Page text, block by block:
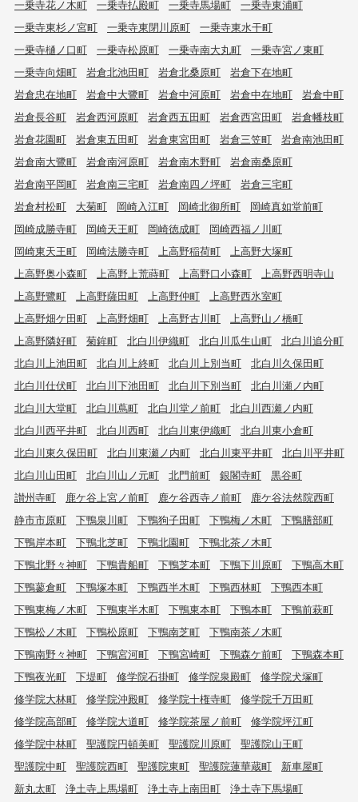
一乗寺花ノ木町 一乗寺払殿町 一乗寺馬場町
一乗寺東浦町
一乗寺東杉ノ宮町
一乗寺東閉川原町
一乗寺東水干町
一乗寺樋ノ口町
一乗寺松原町 一乗寺南大丸町
一乗寺宮ノ東町
一乗寺向畑町
岩倉北池田町 岩倉北桑原町
岩倉下在地町
岩倉忠在地町
岩倉中大鷺町 岩倉中河原町 岩倉中在地町
岩倉中町
岩倉長谷町
岩倉西河原町 岩倉西五田町 岩倉西宮田町
岩倉幡枝町
岩倉花園町
岩倉東五田町 岩倉東宮田町 岩倉三笠町
岩倉南池田町
岩倉南大鷺町
岩倉南河原町 岩倉南木野町
岩倉南桑原町
岩倉南平岡町
岩倉南三宅町 岩倉南四ノ坪町
岩倉三宅町
岩倉村松町
大菊町 岡崎入江町 岡崎北御所町
岡崎真如堂前町
岡崎成勝寺町
岡崎天王町 岡崎徳成町
岡崎西福ノ川町
岡崎東天王町
岡崎法勝寺町 上高野稲荷町
上高野大塚町
上高野奥小森町
上高野上荒蒔町 上高野口小森町
上高野西明寺山
上高野鷺町
上高野薩田町 上高野仲町
上高野西氷室町
上高野畑ケ田町
上高野畑町 上高野古川町
上高野山ノ橋町
上高野隣好町
菊鉾町 北白川伊織町 北白川瓜生山町
北白川追分町
北白川上池田町
北白川上終町 北白川上別当町
北白川久保田町
北白川仕伏町
北白川下池田町 北白川下別当町
北白川瀬ノ内町
北白川大堂町
北白川蔦町 北白川堂ノ前町
北白川西瀬ノ内町
北白川西平井町
北白川西町 北白川東伊織町
北白川東小倉町
北白川東久保田町
北白川東瀬ノ内町 北白川東平井町
北白川平井町
北白川山田町
北白川山ノ元町 北門前町 銀閣寺町
黒谷町
讃州寺町
鹿ケ谷上宮ノ前町 鹿ケ谷西寺ノ前町
鹿ケ谷法然院西町
静市市原町
下鴨泉川町 下鴨狗子田町 下鴨梅ノ木町
下鴨膳部町
下鴨岸本町
下鴨北芝町 下鴨北園町
下鴨北茶ノ木町
下鴨北野々神町
下鴨貴船町 下鴨芝本町 下鴨下川原町
下鴨高木町
下鴨蓼倉町
下鴨塚本町 下鴨西半木町 下鴨西林町
下鴨西本町
下鴨東梅ノ木町
下鴨東半木町 下鴨東本町 下鴨本町
下鴨前萩町
下鴨松ノ木町
下鴨松原町 下鴨南芝町
下鴨南茶ノ木町
下鴨南野々神町
下鴨宮河町 下鴨宮崎町 下鴨森ケ前町
下鴨森本町
下鴨夜光町
下堤町 修学院石掛町 修学院泉殿町
修学院犬塚町
修学院大林町
修学院沖殿町 修学院十権寺町
修学院千万田町
修学院高部町
修学院大道町 修学院茶屋ノ前町
修学院坪江町
修学院中林町
聖護院円頓美町 聖護院川原町
聖護院山王町
聖護院中町
聖護院西町 聖護院東町 聖護院蓮華蔵町
新車屋町
新丸太町
浄土寺上馬場町 浄土寺上南田町
浄土寺下馬場町